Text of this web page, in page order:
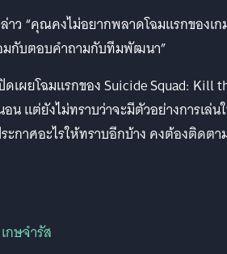
าว “คุณคงไม่อยากพลาดโฉมแรกของเก
มกับตอบคำถามกับทีมพัฒนา”
ดเผยโฉมแรกของ Suicide Squad: Kill
น แต่ยังไม่ทราบว่าจะมีตัวอย่างการเล่น
ะกาศอะไรให้ทราบอีกบ้าง คงต้องติดตา
กษจำรัส